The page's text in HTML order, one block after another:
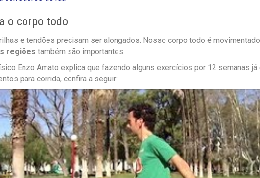
o corpo todo
e tendões precisam ser alongados. Nosso corpo todo é
regiões também são importantes.
Enzo Amato explica que fazendo alguns exercícios por 12 semanas
para corrida, confira a seguir: